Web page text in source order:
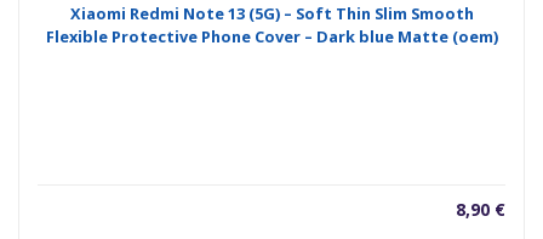
Xiaomi Redmi Note 13 (5G) – Soft Thin Slim Smooth
Flexible Protective Phone Cover – Dark blue Matte (oem)
8,90 €